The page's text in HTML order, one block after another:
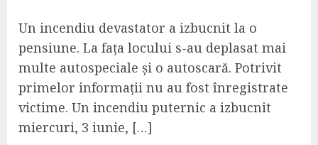
Un incendiu devastator a izbucnit la o
pensiune. La fața locului s-au deplasat mai
multe autospeciale și o autoscară. Potrivit
primelor informații nu au fost înregistrate
victime. Un incendiu puternic a izbucnit
miercuri, 3 iunie, […]